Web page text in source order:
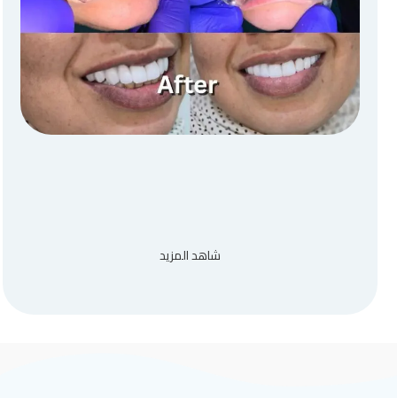
شاهد المزيد